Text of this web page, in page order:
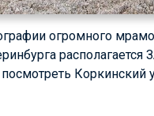
огромного
Коркинский